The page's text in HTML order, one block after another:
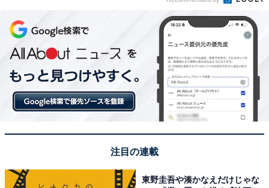
1位に輝いたのは、中村倫也さんです。
1986年生まれの中村さんは、2005年に俳優デビュー。
2018年に放送されたNHK連続テレビ小説『半分、青
い。』での演技力が話題となり、その後は“カメレオン俳
優”と評価されるようになりました。2026年5月公開の映
画『君のクイズ』では主演に抜てき。身長は170cmです
が、スクリーンやドラマでの演技に存在感があるため、
実際の身長を知って驚いたという声が多く集まりまし
注目の連載
東野圭吾や湊かなえだけじゃな